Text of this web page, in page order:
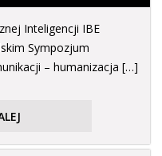
Inteligencji IBE
Sympozjum
– humanizacja […]